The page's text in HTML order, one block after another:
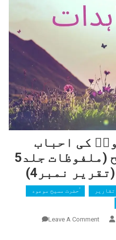
کی احباب
تقاریر
ٰؑحضرت مسیح موعود
Leave A Comment